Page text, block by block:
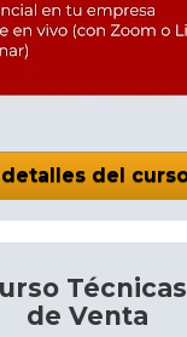
del
Técnicas
de Venta